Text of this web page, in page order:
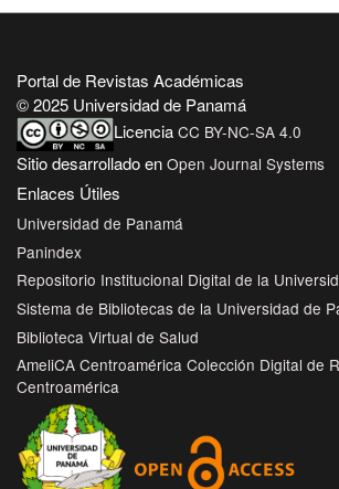
Portal de Revistas Académicas
© 2025 Universidad de Panamá
Licencia CC BY-NC-SA 4.0
Sitio desarrollado en Open Journal Systems
Enlaces Útiles
Universidad de Panamá
Panindex
Repositorio Institucional Digital de la
Sistema de Bibliotecas de la Universidad de
Biblioteca Virtual de Salud
AmeliCA Centroamérica Colección Digital de
Centroamérica